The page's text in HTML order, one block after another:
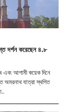
দর্শন করেছেন ৪.৮
এবং আগামী কয়েক দিনে
অমরনাথ যাত্রা স্থগিত